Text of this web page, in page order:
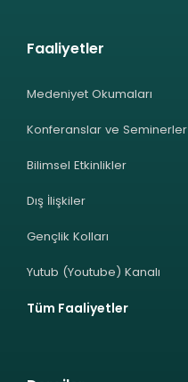
Faaliyetler
Medeniyet Okumaları
Konferanslar ve Seminerler
Bilimsel Etkinlikler
Dış İlişkiler
Gençlik Kolları
Yutub (Youtube) Kanalı
Tüm Faaliyetler